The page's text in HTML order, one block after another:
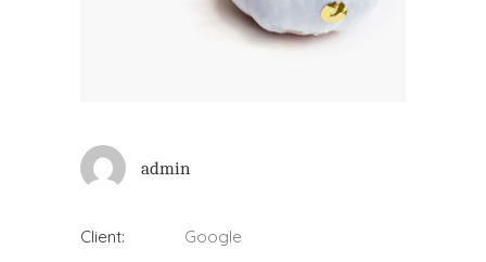
admin
Client:
Google